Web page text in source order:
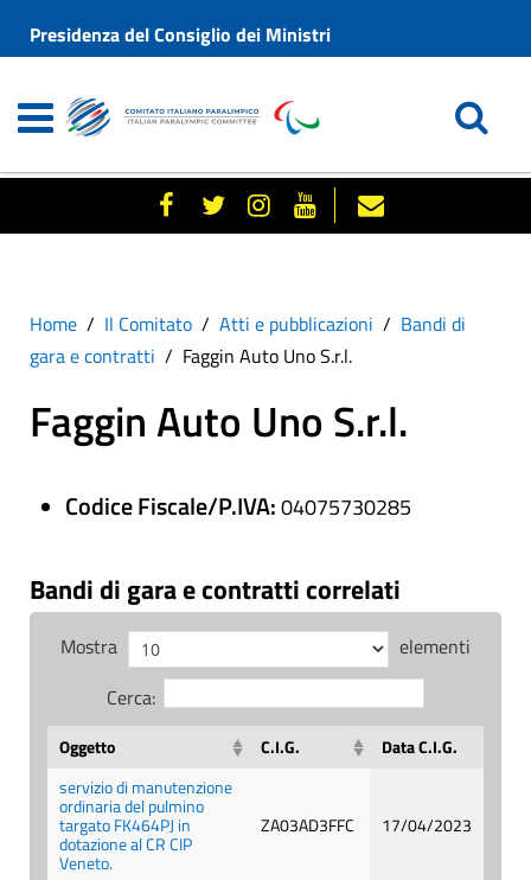
Presidenza del Consiglio dei Ministri
Home Il Comitato Atti e pubblicazioni
Bandi di
gara e contratti
Faggin Auto Uno S.r.l.
Faggin Auto Uno S.r.l.
Codice Fiscale/P.IVA:04075730285
Bandi di gara e contratti correlati
Mostra
elementi
Cerca:
Oggetto C.I.G.
Data C.I.G.
servizio di manutenzione
ordinaria del pulmino
targato FK464PJ in
dotazione al CR CIP
Veneto.
ZA03AD3FFC 17/04/2023